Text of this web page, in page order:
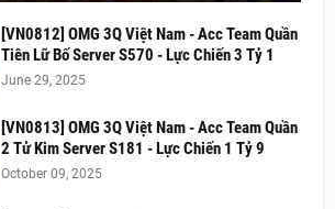
[VN0812] OMG 3Q Việt Nam - Acc Team Quần
Tiên Lữ Bố Server S570 - Lực Chiến 3 Tỷ 1
June 29, 2025
[VN0813] OMG 3Q Việt Nam - Acc Team Quần
2 Tử Kim Server S181 - Lực Chiến 1 Tỷ 9
October 09, 2025